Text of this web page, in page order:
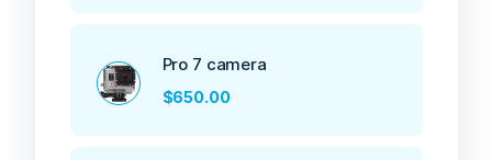
Pro 7 camera
$650.00